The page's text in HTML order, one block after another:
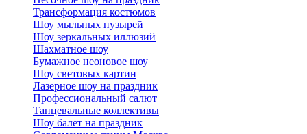
Трансформация костюмов
Шоу мыльных пузырей
Шоу зеркальных иллюзий
Шахматное шоу
Бумажное неоновое шоу
Шоу световых картин
Лазерное шоу на праздник
Профессиональный салют
Танцевальные коллективы
Шоу балет на праздник